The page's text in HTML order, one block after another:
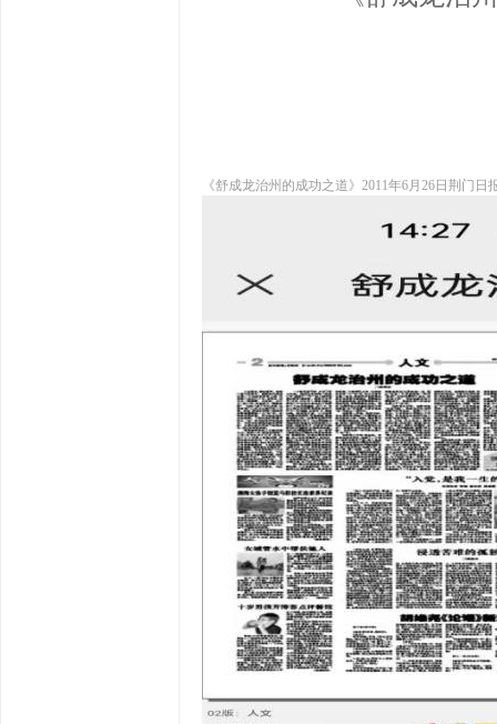
《舒成龙治州的成功之道》2011年6月26日荆门日